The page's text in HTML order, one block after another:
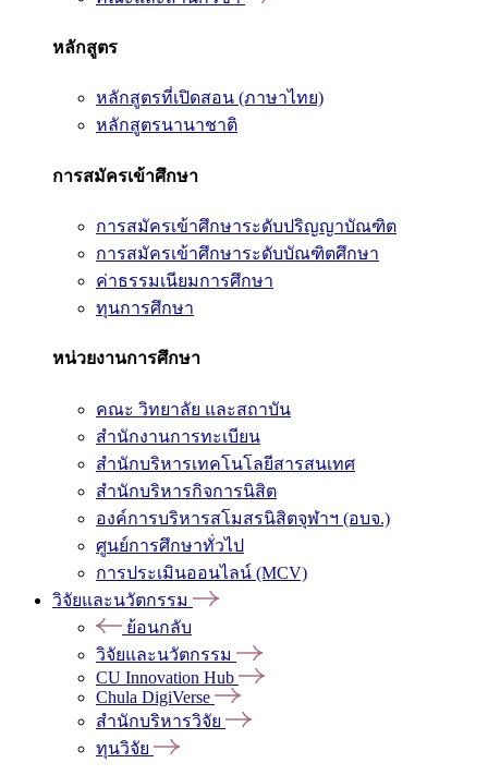
หลักสูตร
หลักสูตรที่เปิดสอน (ภาษาไทย)
หลักสูตรนานาชาติ
การสมัครเข้าศึกษา
การสมัครเข้าศึกษาระดับปริญญาบัณฑิต
การสมัครเข้าศึกษาระดับบัณฑิตศึกษา
ค่าธรรมเนียมการศึกษา
ทุนการศึกษา
หน่วยงานการศึกษา
คณะ วิทยาลัย และสถาบัน
สำนักงานการทะเบียน
สำนักบริหารเทคโนโลยีสารสนเทศ
สำนักบริหารกิจการนิสิต
องค์การบริหารสโมสรนิสิตจุฬาฯ (อบจ.)
ศูนย์การศึกษาทั่วไป
การประเมินออนไลน์ (MCV)
วิจัยและนวัตกรรม
ย้อนกลับ
วิจัยและนวัตกรรม
CU Innovation Hub
Chula DigiVerse
สำนักบริหารวิจัย
ทุนวิจัย